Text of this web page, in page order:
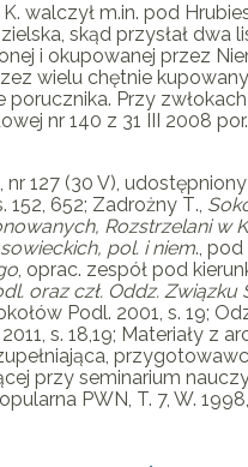
K. walczył m.in. pod
skąd przysłał
i okupowanej przez
wielu chętnie
Przy
nr 140 z 31 III 2008
nr 127 (30 V),
152, 652; Zadrożny T.,
Rozstrzelani w
pol. i niem.,
, oprac. zespół pod
oraz czł. Oddz.
Podl. 2001, s. 19;
s. 18,19; Materiały
przy seminarium
PWN, T. 7, W.